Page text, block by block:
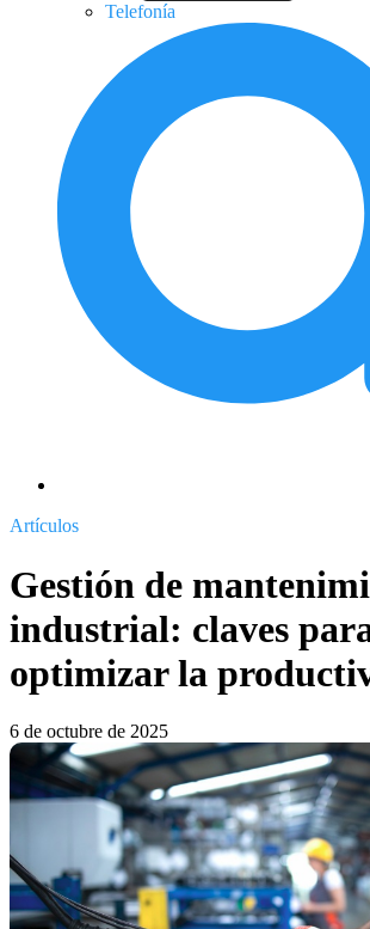
Telefonía
Artículos
Gestión de
industrial: claves
optimizar la
6 de octubre de 2025